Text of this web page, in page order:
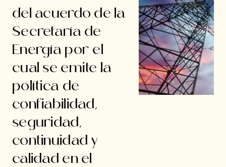
del acuerdo de la
Secretaría de
Energía por el
cual se emite la
política de
confiabilidad,
seguridad,
continuidad y
calidad en el